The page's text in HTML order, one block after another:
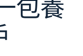
包養